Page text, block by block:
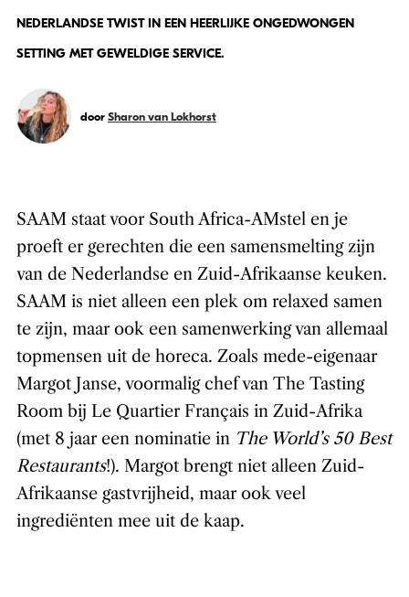
NEDERLANDSE TWIST IN EEN HEERLIJKE ONGEDWONGEN
SETTING MET GEWELDIGE SERVICE.
door Sharon van Lokhorst
SAAM staat voor South Africa-AMstel en je
proeft er gerechten die een samensmelting zijn
van de Nederlandse en Zuid-Afrikaanse keuken.
SAAM is niet alleen een plek om relaxed samen
te zijn, maar ook een samenwerking van allemaal
topmensen uit de horeca. Zoals mede-eigenaar
Margot Janse, voormalig chef van The Tasting
Room bij Le Quartier Français in Zuid-Afrika
(met 8 jaar een nominatie in The World’s 50 Best
Restaurants!). Margot brengt niet alleen Zuid-
Afrikaanse gastvrijheid, maar ook veel
ingrediënten mee uit de kaap.